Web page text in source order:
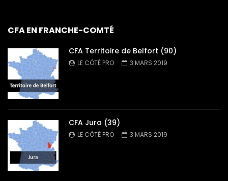
CFA EN FRANCHE-COMTÉ
CFA Territoire de Belfort (90)
LE CÔTÉ PRO 3 MARS 2019
CFA Jura (39)
LE CÔTÉ PRO 3 MARS 2019